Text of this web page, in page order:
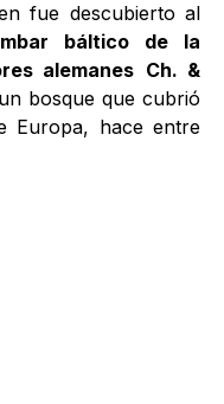
fue descubierto al
báltico de la
alemanes Ch. &
bosque que cubrió
Europa, hace entre